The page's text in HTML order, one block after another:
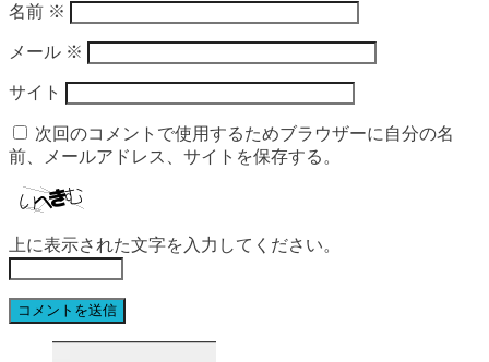
名前 ※
メール ※
サイト
次回のコメントで使用するためブラウザーに自分の名
前、メールアドレス、サイトを保存する。
上に表示された文字を入力してください。